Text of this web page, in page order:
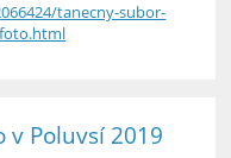
tanecny-subor-
v Poluvsí 2019